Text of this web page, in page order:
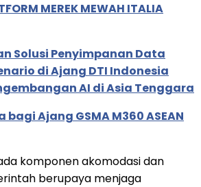
MEREK MEWAH ITALIA
Solusi Penyimpanan Data
di Ajang DTI Indonesia
AI di Asia Tenggara
Ajang GSMA M360 ASEAN
komponen akomodasi dan
berupaya menjaga